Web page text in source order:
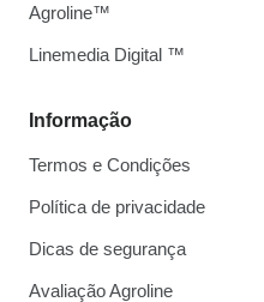
Informação
Termos e Condições
Política de privacidade
Dicas de segurança
Avaliação Agroline
Agroline™
Linemedia Digital ™